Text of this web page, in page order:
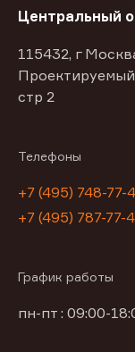
Центральный
115432, г
стр 2
Телефоны
+7 (495) 748-77-
+7 (495) 787-77-
График работы
пн-пт : 09:00-